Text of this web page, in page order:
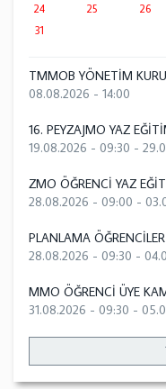
24
25 26
31
TMMOB YÖNETİM
08.08.2026 - 14:00
16. PEYZAJMO YAZ
19.08.2026 - 09:30 -
ZMO ÖĞRENCİ YAZ
28.08.2026 - 09:00 -
PLANLAMA
28.08.2026 - 09:30 -
MMO ÖĞRENCİ ÜYE
31.08.2026 - 09:30 -